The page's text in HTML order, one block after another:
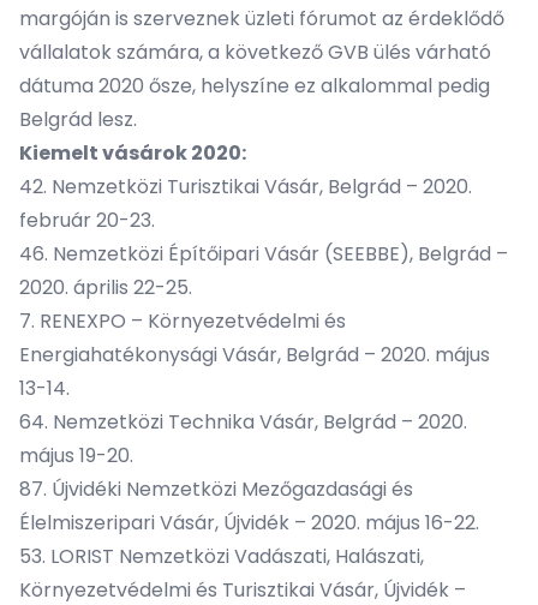
margóján is szerveznek üzleti fórumot az érdeklődő
vállalatok számára, a következő GVB ülés várható
dátuma 2020 ősze, helyszíne ez alkalommal pedig
Belgrád lesz.
Kiemelt vásárok 2020:
42. Nemzetközi Turisztikai Vásár, Belgrád – 2020.
február 20-23.
46. Nemzetközi Építőipari Vásár (SEEBBE), Belgrád –
2020. április 22-25.
7. RENEXPO – Környezetvédelmi és
Energiahatékonysági Vásár, Belgrád – 2020. május
13-14.
64. Nemzetközi Technika Vásár, Belgrád – 2020.
május 19-20.
87. Újvidéki Nemzetközi Mezőgazdasági és
Élelmiszeripari Vásár, Újvidék – 2020. május 16-22.
53. LORIST Nemzetközi Vadászati, Halászati,
Környezetvédelmi és Turisztikai Vásár, Újvidék –